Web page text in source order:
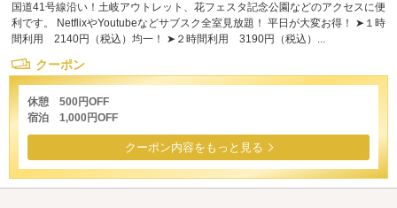
国道41号線沿い！土岐アウトレット、花フェスタ記念公園などのアクセスに便
利です。 NetflixやYoutubeなどサブスク全室見放題！ 平日が大変お得！ ➤１時
間利用 2140円（税込）均一！ ➤２時間利用 3190円（税込）...
クーポン
休憩 500円OFF
宿泊 1,000円OFF
クーポン内容をもっと見る